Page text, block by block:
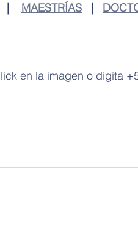
|
MAESTRÍAS
   |
en la imagen o digita